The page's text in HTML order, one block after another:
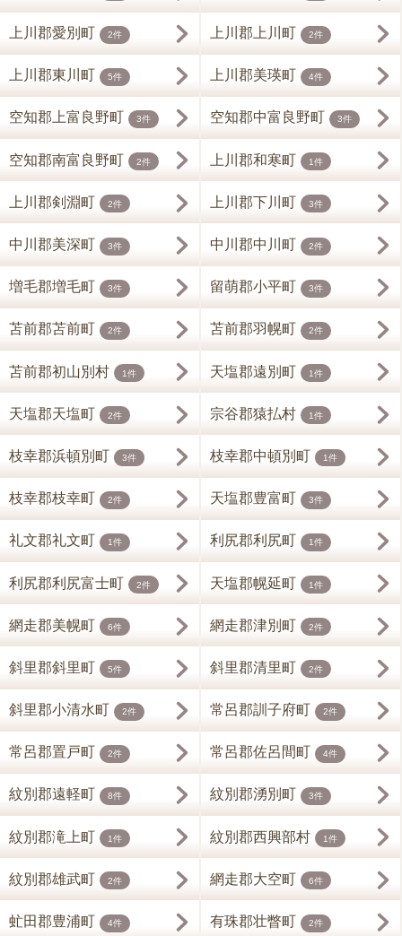
上川郡愛別町 2件 上川郡上川町 2件
上川郡東川町 5件 上川郡美瑛町 4件
空知郡上富良野町 3件 空知郡中富良野町 3件
空知郡南富良野町 2件 上川郡和寒町 1件
上川郡剣淵町 2件 上川郡下川町 3件
中川郡美深町 3件 中川郡中川町 2件
増毛郡増毛町 3件 留萌郡小平町 3件
苫前郡苫前町 2件 苫前郡羽幌町 2件
苫前郡初山別村 1件 天塩郡遠別町 1件
天塩郡天塩町 2件 宗谷郡猿払村 1件
枝幸郡浜頓別町 3件 枝幸郡中頓別町 1件
枝幸郡枝幸町 2件 天塩郡豊富町 3件
礼文郡礼文町 1件 利尻郡利尻町 1件
利尻郡利尻富士町 2件 天塩郡幌延町 1件
網走郡美幌町 6件 網走郡津別町 2件
斜里郡斜里町 5件 斜里郡清里町 2件
斜里郡小清水町 2件 常呂郡訓子府町 2件
常呂郡置戸町 2件 常呂郡佐呂間町 4件
紋別郡遠軽町 8件 紋別郡湧別町 3件
紋別郡滝上町 1件 紋別郡西興部村 1件
紋別郡雄武町 2件 網走郡大空町 6件
虻田郡豊浦町 4件 有珠郡壮瞥町 2件